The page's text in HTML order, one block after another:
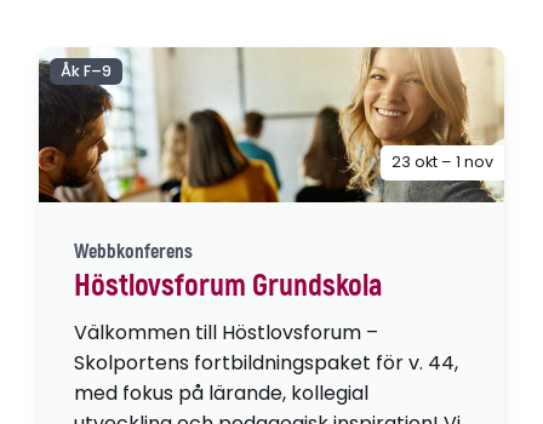
Webbkonferens
Höstlovsforum Grundskola
Välkommen till Höstlovsforum –
Skolportens fortbildningspaket för v. 44,
med fokus på lärande, kollegial
Åk F–9
23 okt – 1 nov